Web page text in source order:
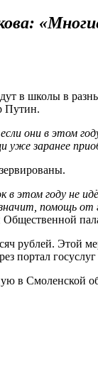
в школы в
Путин.
они в этом
уже заранее
этом году не
помощь
рублей. Этой
портал
в Смоленской